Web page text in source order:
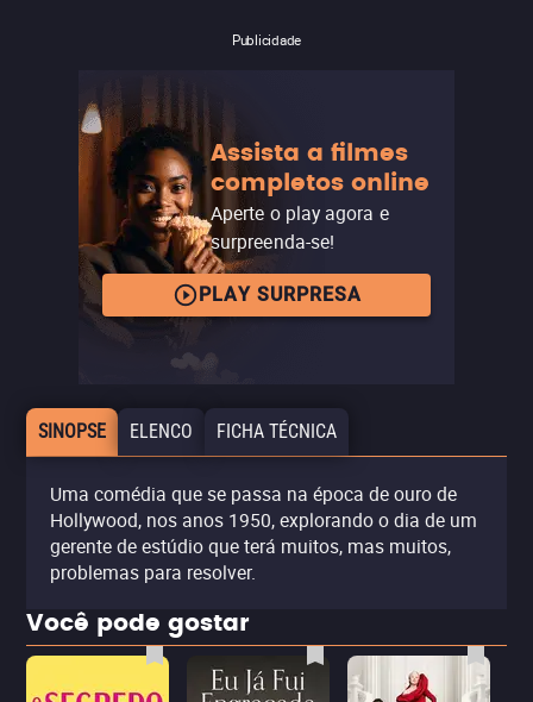
Publicidade
Assista a filmes
completos online
Aperte o play agora e
surpreenda-se!
PLAY SURPRESA
SINOPSE ELENCO FICHA TÉCNICA
Uma comédia que se passa na época de ouro de
Hollywood, nos anos 1950, explorando o dia de um
gerente de estúdio que terá muitos, mas muitos,
problemas para resolver.
Você pode gostar